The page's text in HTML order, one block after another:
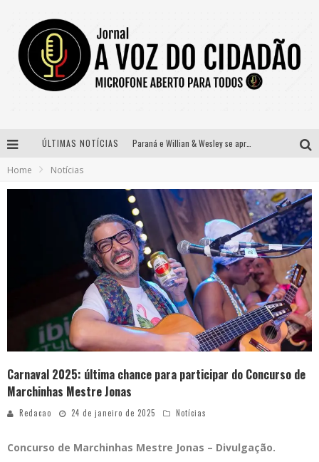
ÚLTIMAS NOTÍCIAS Paraná e Willian & Wesley se apresentam no Carretão Trevo Contagem nesta sexta-feira
Banda Mole de BH anuncia Kayete como madrinha do bloco
Definidas as 12 finalistas do concurso Rainha do Pedro Leopoldo Rodeio Show 2026
Home Notícias
Carnaval 2025: última chance para participar do Concurso de
Marchinhas Mestre Jonas
Redacao 24 de janeiro de 2025 Notícias
Concurso de Marchinhas Mestre Jonas – Divulgação.